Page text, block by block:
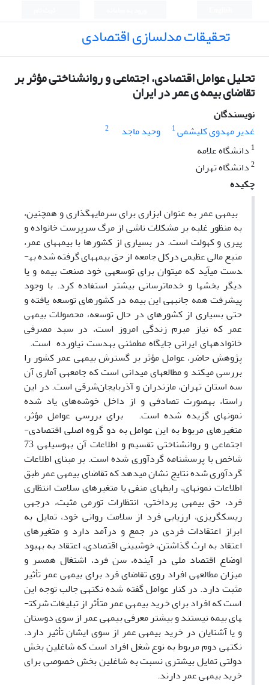
تحقیقات مدلسازی اقتصادی
تحلیل عوامل اقتصادی، اجتماعی و روانشناختی مؤثر بر
تقاضای بیمه ی عمر در ایران
نویسندگان
غدیر مهدوی کلیشمی1 وحید ماجد
2
1 دانشگاه علامه
2دانشگاه تهران
چکیده
بیمه­ی عمر به عنوان ابزاری برای سرمایه­گذاری و همچنین،
به منظور غلبه بر مشکلات ناشی از مرگ سرپرست خانواده و
پیری و کهولت است. در بسیاری از کشورها با بیمه­های عمر،
منبع مالی عظیمی درکل جامعه از حق بیمه­های گرفته شده به­
دست می­آید که می­توان برای توسعه­ی خود صنعت بیمه و یا
دیگر بخش­ها و خدمات­رسانی بیشتر استفاده کرد. با وجود
پیشرفت همه جانبه­ی این بیمه در کشورهای توسعه یافته و
حتی بسیاری از کشورهای در حال توسعه، محصولات بیمه­ی
عمر که نیاز مبرم زندگی امروز است، در سبد مصرفی
خانواده­های ایرانی جایگاه مطمئنی به­دست نیاورده ­ است.
پژوهش حاضر، عوامل مؤثر بر گسترش بیمه­ی عمر کشور را
بررسی می­کند و مطالعه­ای میدانی است که جامعه­ی آماری آن
سه استان تهران، مازندران و آذربایجان‌شرقی است. در این
راستا، به­صورت تصادفی و از داخل خوشه‌های یاد شده
نمونه­ای گزیده شده است. برای بررسی عوامل مؤثر،
متغیرهای مربوط به این عوامل به دو گروه اصلی اقتصادی-
اجتماعی و روانشناختی تقسیم و اطلاعات آن به­وسیله­ی 73
شاخص با پرسشنامه گرد­آوری شده است. بر مبنای اطلاعات
گردآوری شده نتایج نشان می­دهد که تقاضای بیمه­ی عمر طبق
اطلاعات نمونه­ای، رابطه­ای منفی با متغیرهای سلامت انتظاری
فرد، حق بیمه­ی پرداختی، انتظارات تورمی مثبت، درجه­ی
ریسک­گریزی، ارزیابی فرد از سلامت روانی خود، تمایل به
ابراز اعتقادات فردی در جمع و درآمد دارد و متغیرهای
اعتقاد به ارث گذاشتن، خوشبینی اقتصادی، اعتقاد به بهبود
اوضاع اقتصاد ملی در آینده، سن فرد، اشتغال همسر و
میزان مطالعه­ی افراد روی تقاضای فرد برای بیمه­ی عمر تأثیر
مثبت دارد. در کنار عوامل گفته شده نکته­ی جالب توجه این
است که افراد برای خرید بیمه­ی عمر متأثر از تبلیغات شرکت­
های بیمه نیستند و بیشتر معرفی بیمه­ی عمر از سوی دوستان
و یا آشنایان در خرید بیمه­ی عمر از سوی ایشان تأثیر دارد.
نکته­ی دوم مربوط به نوع شغل افراد است که شاغلین بخش
دولتی تمایل بیشتری نسبت به شاغلین بخش خصوصی برای
خرید بیمه­ی عمر دارند.